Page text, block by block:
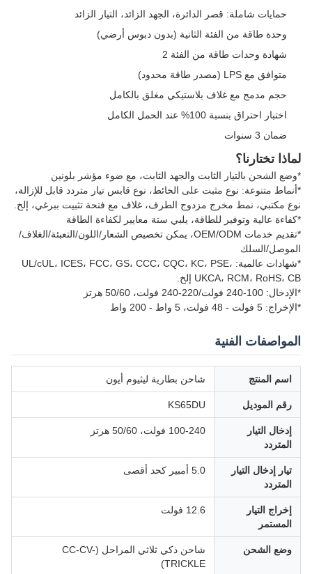
حمايات شاملة: قصر الدائرة، الجهد الزائد، التيار الزائد
وحدة طاقة من الفئة الثانية (بدون دبوس أرضي)
شهادة وحدات طاقة من الفئة 2
متوافق مع LPS (مصدر طاقة محدود)
حجم مدمج مع غلاف بلاستيكي مغلق بالكامل
اختبار احتراق بنسبة 100% عند الحمل الكامل
ضمان 3 سنوات
لماذا تختارنا؟
*وضع الشحن بالتيار الثابت والجهد الثابت، مع ضوء مؤشر بلونين
*أنماط متنوعة: نوع مثبت على الحائط، نوع قابس تيار متردد قابل للإزالة،
نوع مكتبي، نمط مخرج مزدوج الطرف، غلاف مع فتحة تثبيت ببرغي، إلخ.
*كفاءة عالية وتوفير للطاقة، يلبي ستة معايير لكفاءة الطاقة
*تقديم خدمات OEM/ODM، يمكن تخصيص الشعار/اللون/التعبئة/الغلاف/
الموصل/السلك
*شهادات عالمية: UL/cUL، ICES، FCC، GS، CCC، CQC، KC، PSE،
UKCA، RCM، RoHS، CB إلخ.
*الإدخال: 100-240 فولت/220-240 فولت، 50/60 هرتز
*الإخراج: 5 فولت - 48 فولت، 5 واط - 200 واط
المواصفات الفنية
اسم المنتج شاحن بطارية ليثيوم أيون
رقم الموديل KS65DU
إدخال التيار
المتردد
100-240 فولت، 50/60 هرتز
تيار إدخال التيار
المتردد
5.0 أمبير كحد أقصى
إخراج التيار
المستمر
12.6 فولت
وضع الشحن
شاحن ذكي ثلاثي المراحل (CC-CV-
TRICKLE)